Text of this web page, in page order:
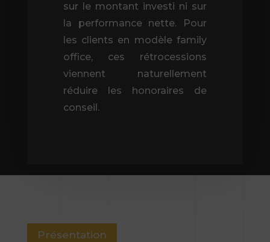
sur le montant investi ni sur
la performance nette. Pour
les clients en modèle family
office, ces rétrocessions
viennent naturellement
réduire les honoraires de
conseil.
Présentation